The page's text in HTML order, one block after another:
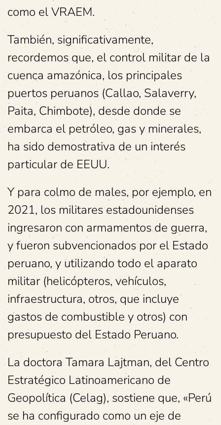
como el VRAEM.
También, significativamente,
recordemos que, el control militar de la
cuenca amazónica, los principales
puertos peruanos (Callao, Salaverry,
Paita, Chimbote), desde donde se
embarca el petróleo, gas y minerales,
ha sido demostrativa de un interés
particular de EEUU.
Y para colmo de males, por ejemplo, en
2021, los militares estadounidenses
ingresaron con armamentos de guerra,
y fueron subvencionados por el Estado
peruano, y utilizando todo el aparato
militar (helicópteros, vehículos,
infraestructura, otros, que incluye
gastos de combustible y otros) con
presupuesto del Estado Peruano.
La doctora Tamara Lajtman, del Centro
Estratégico Latinoamericano de
Geopolítica (Celag), sostiene que, «Perú
se ha configurado como un eje de